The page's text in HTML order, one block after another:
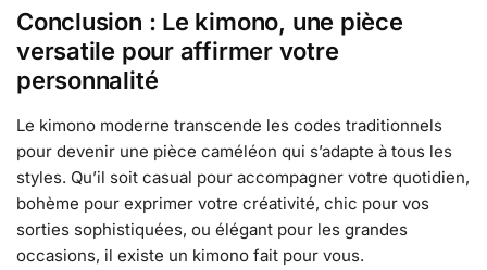
Conclusion : Le kimono, une pièce
versatile pour affirmer votre
personnalité
Le kimono moderne transcende les codes traditionnels
pour devenir une pièce caméléon qui s’adapte à tous les
styles. Qu’il soit casual pour accompagner votre quotidien,
bohème pour exprimer votre créativité, chic pour vos
sorties sophistiquées, ou élégant pour les grandes
occasions, il existe un kimono fait pour vous.